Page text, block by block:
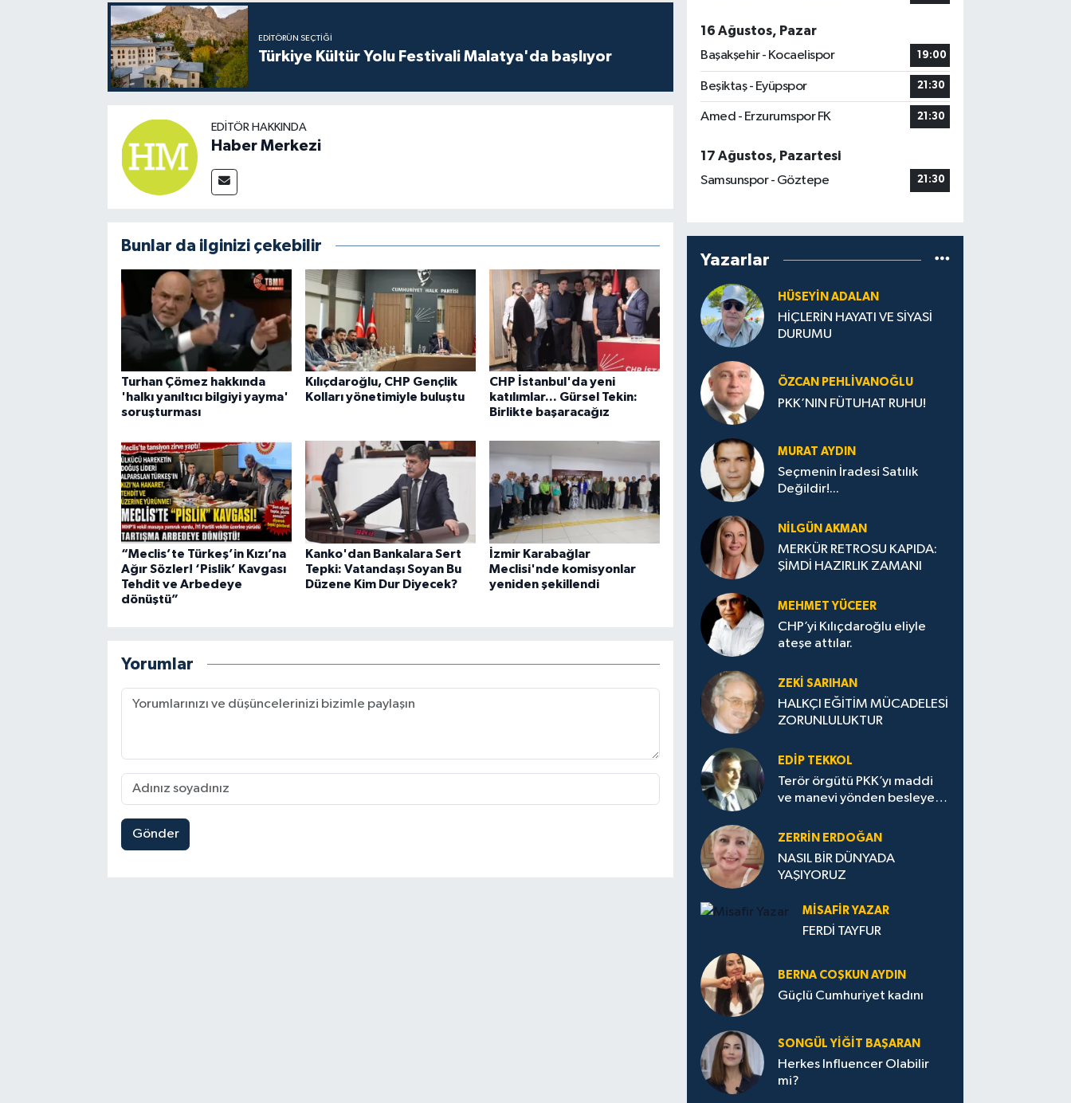
EDITÖRÜN SEÇTIĞI
Türkiye Kültür Yolu Festivali Malatya'da başlıyor
EDITÖR HAKKINDA
Haber Merkezi
Bunlar da ilginizi çekebilir
Turhan Çömez hakkında
'halkı yanıltıcı bilgiyi yayma'
soruşturması
Kılıçdaroğlu, CHP Gençlik
Kolları yönetimiyle buluştu
CHP İstanbul'da yeni
katılımlar... Gürsel Tekin:
Birlikte başaracağız
“Meclis’te Türkeş’in Kızı’na
Ağır Sözler! ‘Pislik’ Kavgası
Tehdit ve Arbedeye
dönüştü”
Kanko'dan Bankalara Sert
Tepki: Vatandaşı Soyan Bu
Düzene Kim Dur Diyecek?
İzmir Karabağlar
Meclisi'nde komisyonlar
yeniden şekillendi
Yorumlar
Gönder
16 Ağustos, Pazar
Başakşehir - Kocaelispor
19:00
Beşiktaş - Eyüpspor 21:30
Amed - Erzurumspor FK 21:30
17 Ağustos, Pazartesi
Samsunspor - Göztepe
21:30
Yazarlar
HÜSEYIN ADALAN
HİÇLERİN HAYATI VE SİYASİ
DURUMU
ÖZCAN PEHLIVANOĞLU
PKK’NIN FÜTUHAT RUHU!
MURAT AYDIN
Seçmenin İradesi Satılık
Değildir!...
NILGÜN AKMAN
MERKÜR RETROSU KAPIDA:
ŞİMDİ HAZIRLIK ZAMANI
MEHMET YÜCEER
CHP’yi Kılıçdaroğlu eliyle
ateşe attılar.
ZEKI SARIHAN
HALKÇI EĞİTİM MÜCADELESİ
ZORUNLULUKTUR
EDIP TEKKOL
Terör örgütü PKK’yı maddi
ve manevi yönden besleyen
ZERRIN ERDOĞAN
NASIL BİR DÜNYADA
YAŞIYORUZ
MISAFIR YAZAR
FERDİ TAYFUR
BERNA COŞKUN AYDIN
Güçlü Cumhuriyet kadını
SONGÜL YIĞIT BAŞARAN
Herkes Influencer Olabilir
mi?